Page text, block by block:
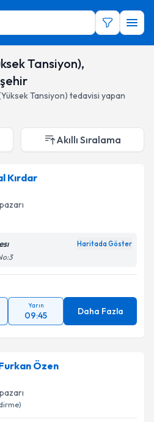
Tansiyon),
Tansiyon) tedavisi yapan
Akıllı Sıralama
Kırdar
Haritada Göster
Yarın
09:45 Daha Fazla
Özen